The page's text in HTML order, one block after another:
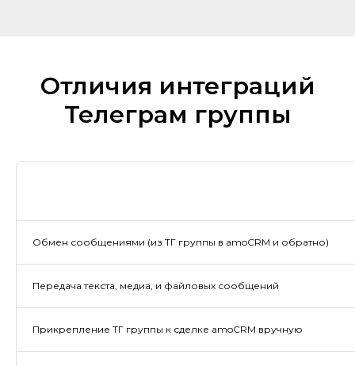
Отличия интеграций
Телеграм группы
Обмен сообщениями (из ТГ группы в amoCRM и обратно)
Передача текста, медиа, и файловых сообщений
Прикрепление ТГ группы к сделке amoCRM вручную